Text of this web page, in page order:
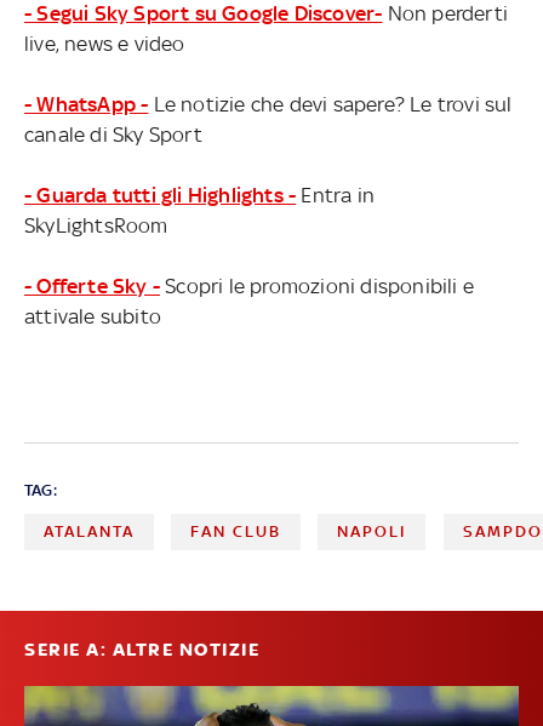
- Segui Sky Sport su Google Discover- Non perderti
live, news e video
- WhatsApp - Le notizie che devi sapere? Le trovi sul
canale di Sky Sport
- Guarda tutti gli Highlights - Entra in
SkyLightsRoom
- Offerte Sky - Scopri le promozioni disponibili e
attivale subito
TAG:
ATALANTA FAN CLUB NAPOLI
SERIE A: ALTRE NOTIZIE